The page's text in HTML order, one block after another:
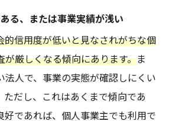
る、または事業実績が浅い
的信用度が低いと見なされがちな個
が厳しくなる傾向にあります。ま
法人で、事業の実態が確認しにくい
ただし、これはあくまで傾向であ
好であれば、個人事業主でも利用で